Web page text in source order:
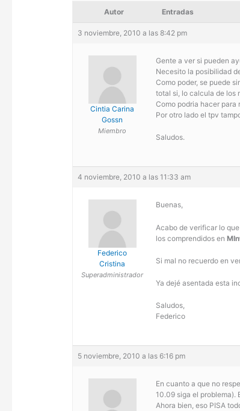
Autor Entradas
3 noviembre, 2010 a las 8:42 pm
Cintia Carina
Gossn
Miembro
Gente a ver si pueden
Necesito la posibilidad
Como poder, se puede
total si, lo calcula de los
Como podria hacer para
Por otro lado el tpv
Saludos.
4 noviembre, 2010 a las 11:33 am
Federico
Cristina
Superadministrador
Buenas,
Acabo de verificar lo
los comprendidos en
Si mal no recuerdo en
Ya dejé asentada esta
Saludos,
Federico
5 noviembre, 2010 a las 6:16 pm
En cuanto a que no
10.09 siga el problema).
Ahora bien, eso PISA